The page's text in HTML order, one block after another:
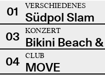
01
VERSCHIEDENES
Südpol Slam
03
KONZERT
Bikini Beach
04
CLUB
MOVE